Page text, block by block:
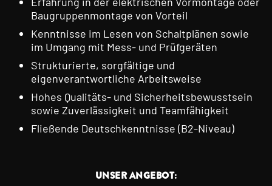
Baugruppenmontage von Vorteil
Kenntnisse im Lesen von Schaltplänen sowie
im Umgang mit Mess- und Prüfgeräten
Strukturierte, sorgfältige und
eigenverantwortliche Arbeitsweise
Hohes Qualitäts- und Sicherheitsbewusstsein
sowie Zuverlässigkeit und Teamfähigkeit
Fließende Deutschkenntnisse (B2-Niveau)
UNSER ANGEBOT: